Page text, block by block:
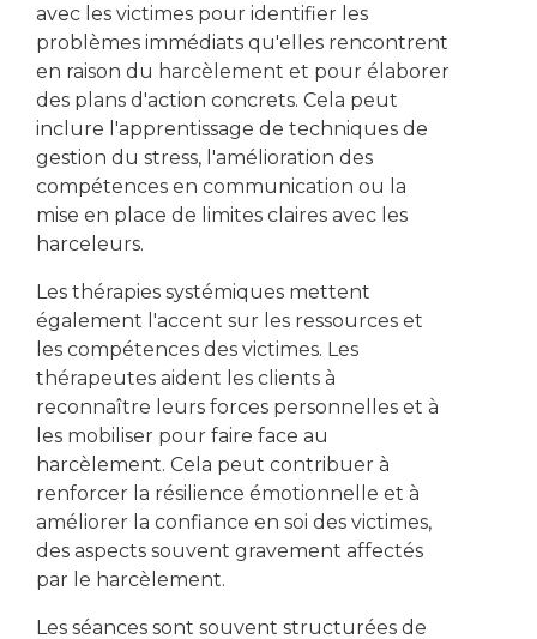
avec les victimes pour identifier les
problèmes immédiats qu'elles rencontrent
en raison du harcèlement et pour élaborer
des plans d'action concrets. Cela peut
inclure l'apprentissage de techniques de
gestion du stress, l'amélioration des
compétences en communication ou la
mise en place de limites claires avec les
harceleurs.
Les thérapies systémiques mettent
également l'accent sur les ressources et
les compétences des victimes. Les
thérapeutes aident les clients à
reconnaître leurs forces personnelles et à
les mobiliser pour faire face au
harcèlement. Cela peut contribuer à
renforcer la résilience émotionnelle et à
améliorer la confiance en soi des victimes,
des aspects souvent gravement affectés
par le harcèlement.
Les séances sont souvent structurées de